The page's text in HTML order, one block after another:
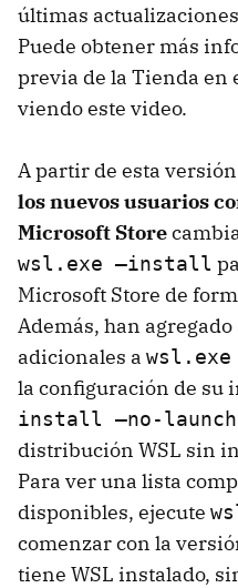
últimas
Puede obtener más
previa de la Tienda en
viendo este video.
A partir de esta
los nuevos usuarios
Microsoft Store
wsl.exe –install
Microsoft Store de
Además, han
adicionales a
la configuración de su
install –no-launch
distribución WSL sin
Para ver una lista
disponibles, ejecute
comenzar con la
tiene WSL instalado,